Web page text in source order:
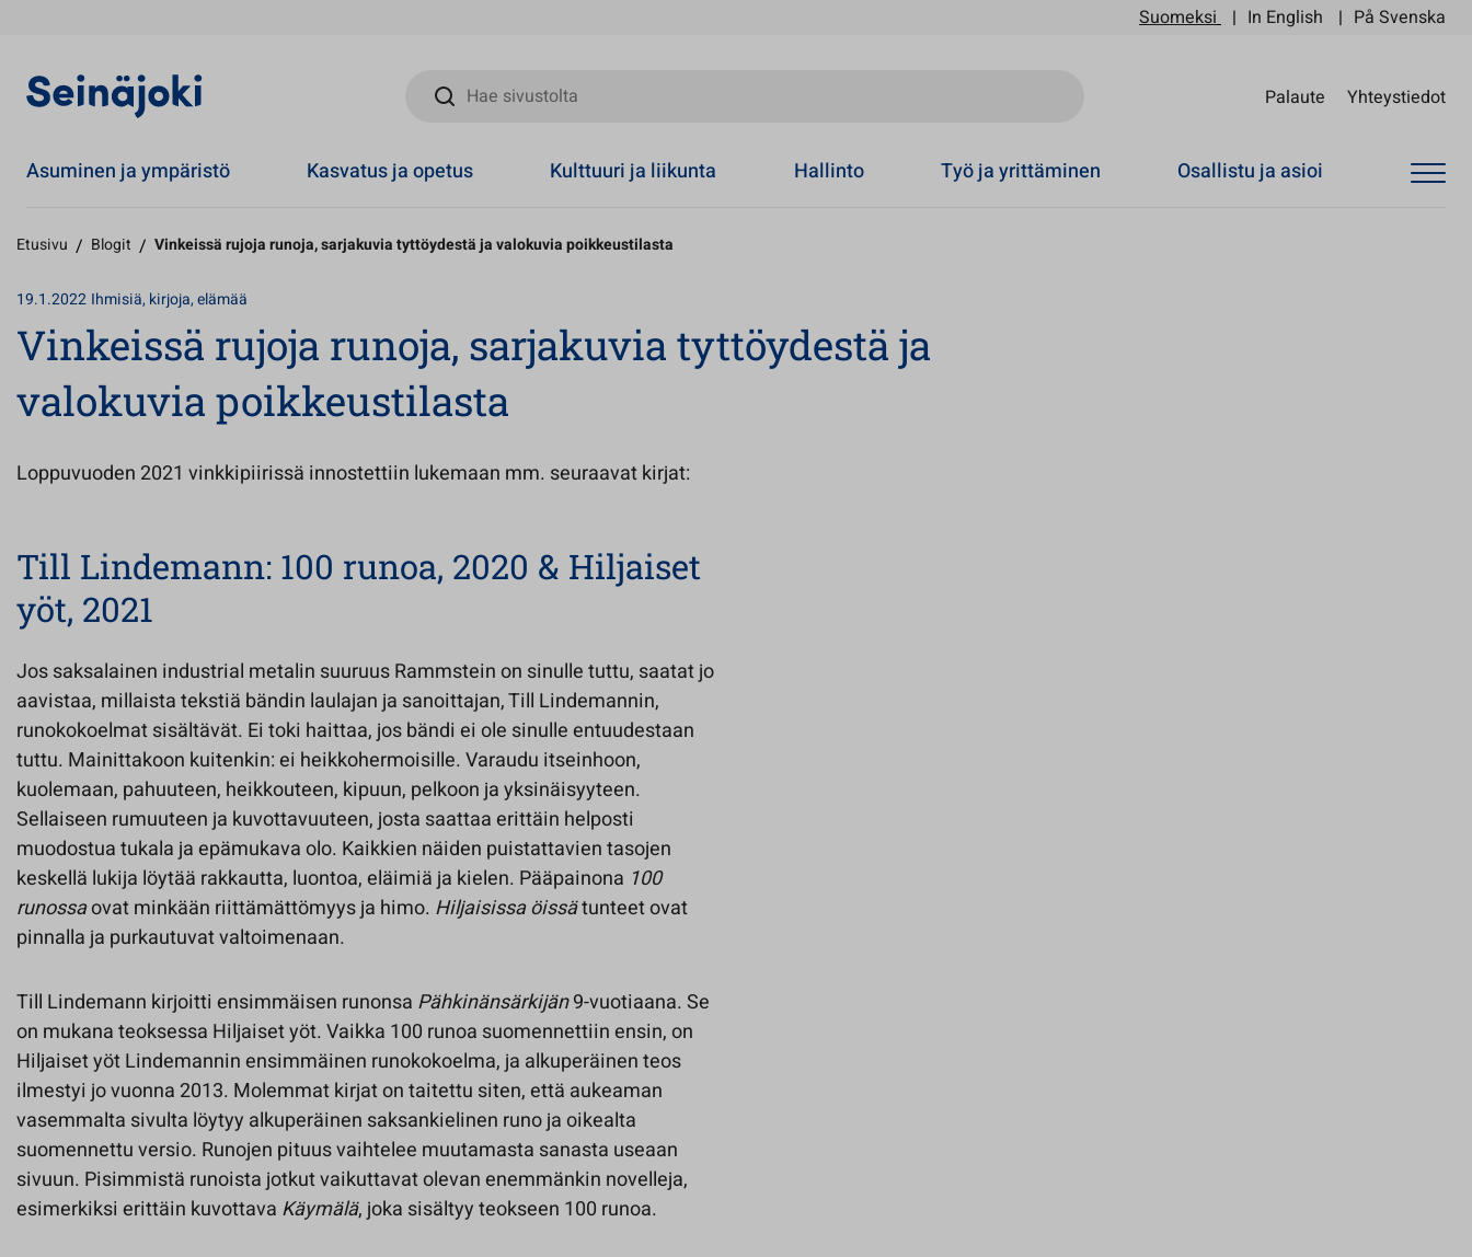
Suomeksi In English På Svenska
Hae sivustolta
Palaute Yhteystiedot
Asuminen ja ympäristö Kasvatus ja opetus Kulttuuri ja liikunta Hallinto Työ ja yrittäminen Osallistu ja asioi
Etusivu / Blogit / Vinkeissä rujoja runoja, sarjakuvia tyttöydestä ja valokuvia poikkeustilasta
19.1.2022 Ihmisiä, kirjoja, elämää
Vinkeissä rujoja runoja, sarjakuvia tyttöydestä ja
valokuvia poikkeustilasta
Loppuvuoden 2021 vinkkipiirissä innostettiin lukemaan mm. seuraavat kirjat:
Till Lindemann: 100 runoa, 2020 & Hiljaiset
yöt, 2021
Jos saksalainen industrial metalin suuruus Rammstein on sinulle tuttu, saatat jo
aavistaa, millaista tekstiä bändin laulajan ja sanoittajan, Till Lindemannin,
runokokoelmat sisältävät. Ei toki haittaa, jos bändi ei ole sinulle entuudestaan
tuttu. Mainittakoon kuitenkin: ei heikkohermoisille. Varaudu itseinhoon,
kuolemaan, pahuuteen, heikkouteen, kipuun, pelkoon ja yksinäisyyteen.
Sellaiseen rumuuteen ja kuvottavuuteen, josta saattaa erittäin helposti
muodostua tukala ja epämukava olo. Kaikkien näiden puistattavien tasojen
keskellä lukija löytää rakkautta, luontoa, eläimiä ja kielen. Pääpainona 100
runossaovat minkään riittämättömyys ja himo. Hiljaisissa öissätunteet ovat
pinnalla ja purkautuvat valtoimenaan.
Till Lindemann kirjoitti ensimmäisen runonsa Pähkinänsärkijän9-vuotiaana. Se
on mukana teoksessa Hiljaiset yöt. Vaikka 100 runoa suomennettiin ensin, on
Hiljaiset yöt Lindemannin ensimmäinen runokokoelma, ja alkuperäinen teos
ilmestyi jo vuonna 2013. Molemmat kirjat on taitettu siten, että aukeaman
vasemmalta sivulta löytyy alkuperäinen saksankielinen runo ja oikealta
suomennettu versio. Runojen pituus vaihtelee muutamasta sanasta useaan
sivuun. Pisimmistä runoista jotkut vaikuttavat olevan enemmänkin novelleja,
esimerkiksi erittäin kuvottava Käymälä, joka sisältyy teokseen 100 runoa.